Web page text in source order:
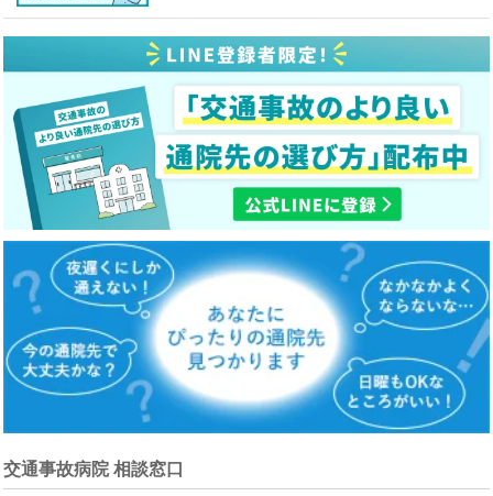
交通事故病院 相談窓口